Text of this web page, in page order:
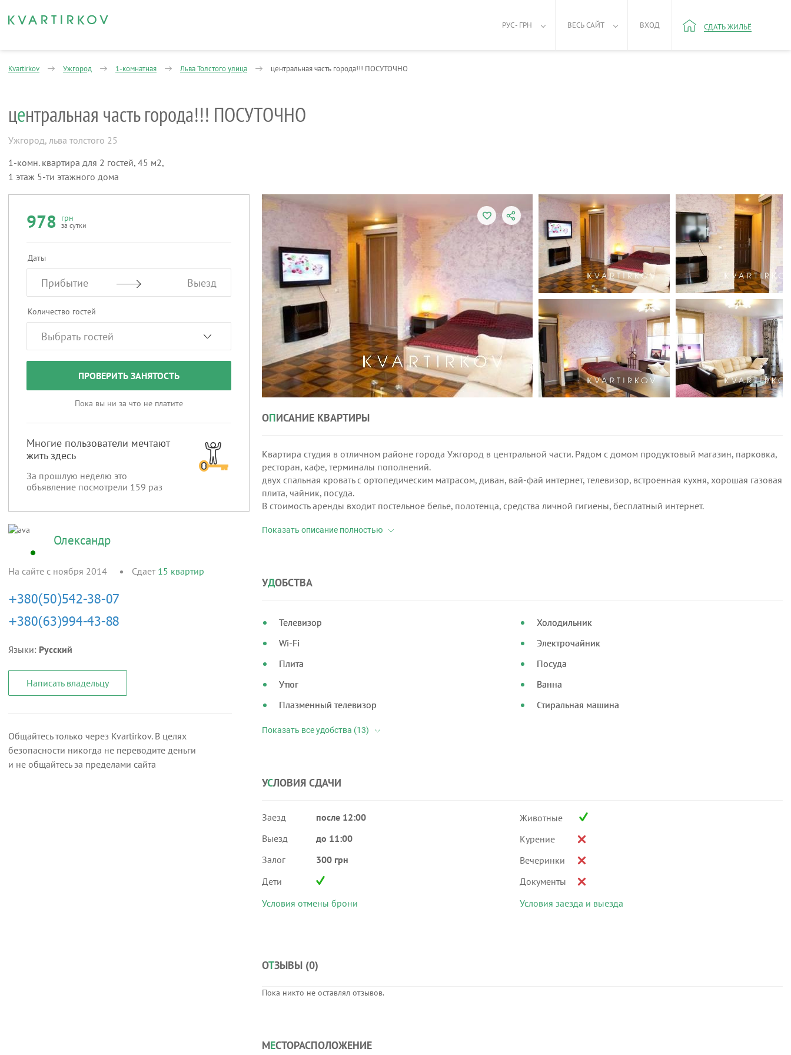
РУС - ГРН ВЕСЬ САЙТ ВХОД СДАТЬ ЖИЛЬЁ
Kvartirkov Ужгород 1-комнатная Льва Толстого улица центральная часть города!!! ПОСУТОЧНО
центральная часть города!!! ПОСУТОЧНО
Ужгород, льва толстого 25
1-комн. квартира для 2 гостей, 45 м2,
1 этаж 5-ти этажного дома
978 грн
за сутки
Даты
Прибытие Выезд
Количество гостей
ПРОВЕРИТЬ ЗАНЯТОСТЬ
Пока вы ни за что не платите
Многие пользователи мечтают
жить здесь
За прошлую неделю это
объявление посмотрели 159 раз
Олександр
На сайте с ноября 2014 Сдает 15 квартир
Языки: Русский
Написать владельцу
Общайтесь только через Kvartirkov. В целях
безопасности никогда не переводите деньги
и не общайтесь за пределами сайта
ОПИСАНИЕ КВАРТИРЫ
Квартира студия в отличном районе города Ужгород в центральной части. Рядом с домом продуктовый магазин, парковка,
ресторан, кафе, терминалы пополнений.
двух спальная кровать с ортопедическим матрасом, диван, вай-фай интернет, телевизор, встроенная кухня, хорошая газовая
плита, чайник, посуда.
В стоимость аренды входит постельное белье, полотенца, средства личной гигиены, бесплатный интернет.
УДОБСТВА
Телевизор
Wi-Fi
Плита
Утюг
Плазменный телевизор
Холодильник
Электрочайник
Посуда
Ванна
Стиральная машина
УСЛОВИЯ СДАЧИ
Заезд
после 12:00
Выезд
до 11:00
Залог
300 грн
Дети
Условия отмены брони
Животные
Курение
Вечеринки
Документы
Условия заезда и выезда
ОТЗЫВЫ (0)
Пока никто не оставлял отзывов.
МЕСТОРАСПОЛОЖЕНИЕ